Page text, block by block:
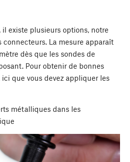
existe plusieurs options, notre
La mesure apparaît
dès que les sondes de
Pour obtenir de bonnes
que vous devez appliquer les
métalliques dans les